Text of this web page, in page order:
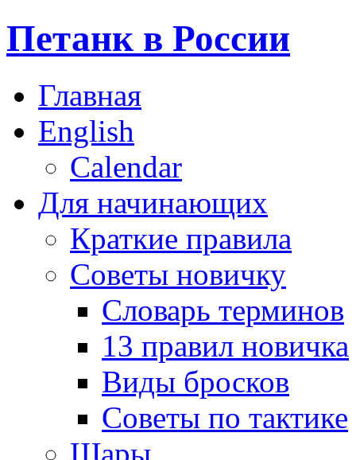
Петанк в России
Главная
English
Calendar
Для начинающих
Краткие правила
Советы новичку
Словарь терминов
13 правил новичка
Виды бросков
Советы по тактике
Шары